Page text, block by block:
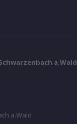
a.Wald
a.Wald